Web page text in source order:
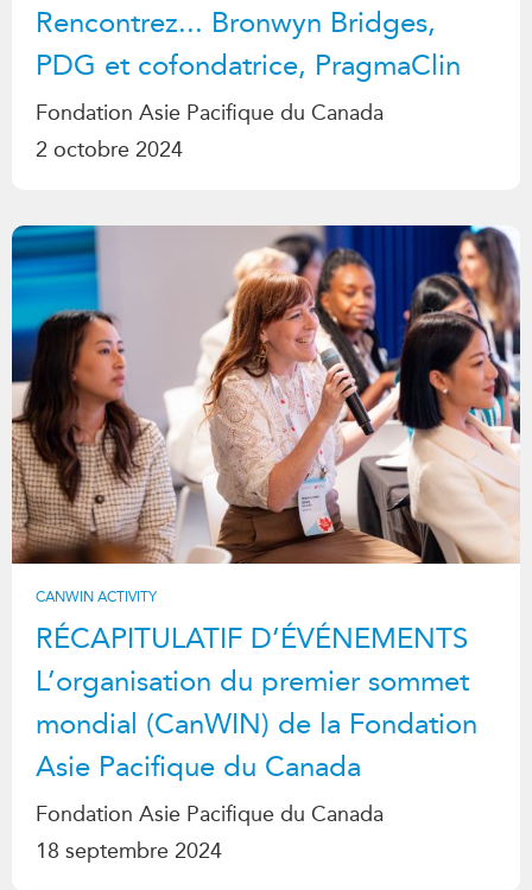
Rencontrez... Bronwyn Bridges,
PDG et cofondatrice, PragmaClin
Fondation Asie Pacifique du Canada
2 octobre 2024
CANWIN ACTIVITY
RÉCAPITULATIF D’ÉVÉNEMENTS
L’organisation du premier sommet
mondial (CanWIN) de la Fondation
Asie Pacifique du Canada
Fondation Asie Pacifique du Canada
18 septembre 2024